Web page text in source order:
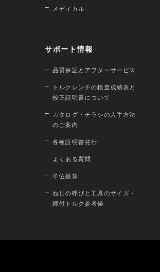
メディカル
サポート情報
品質保証とアフターサービス
トルクレンチの検査成績表と
校正証明書について
カタログ・チラシの入手方法
のご案内
各種証明書発行
よくある質問
単位換算
ねじの呼びと工具のサイズ・
締付トルク参考値